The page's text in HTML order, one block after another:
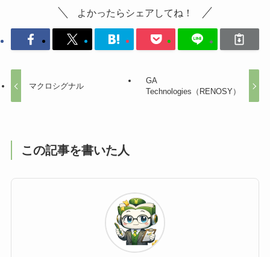
よかったらシェアしてね！
マクロシグナル
GA
Technologies（RENOSY）
この記事を書いた人